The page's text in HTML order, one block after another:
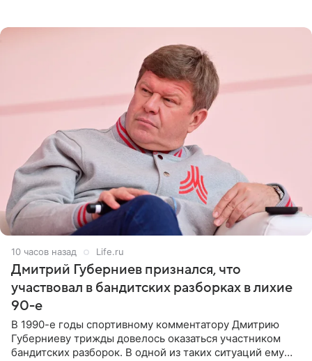
10 часов назад Life.ru
Дмитрий Губерниев признался, что
участвовал в бандитских разборках в лихие
90-е
В 1990-е годы спортивному комментатору Дмитрию
Губерниеву трижды довелось оказаться участником
бандитских разборок. В одной из таких ситуаций ему